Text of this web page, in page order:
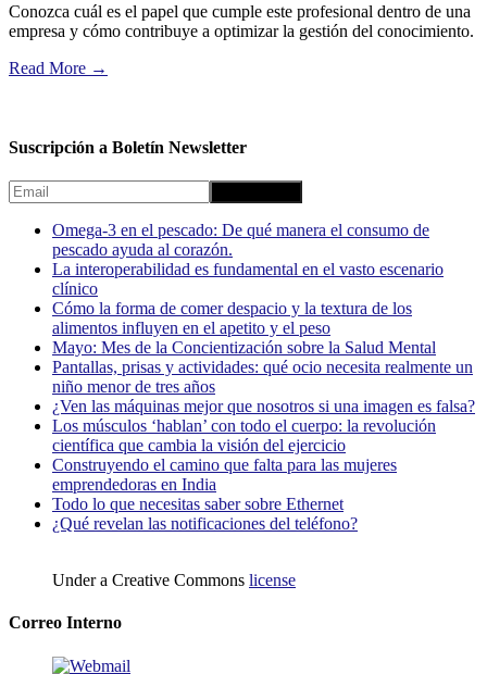
Conozca cuál es el papel que cumple este profesional dentro de una
empresa y cómo contribuye a optimizar la gestión del conocimiento.
Read More →
Suscripción a Boletín Newsletter
Omega-3 en el pescado: De qué manera el consumo de
pescado ayuda al corazón.
La interoperabilidad es fundamental en el vasto escenario
clínico
Cómo la forma de comer despacio y la textura de los
alimentos influyen en el apetito y el peso
Mayo: Mes de la Concientización sobre la Salud Mental
Pantallas, prisas y actividades: qué ocio necesita realmente un
niño menor de tres años
¿Ven las máquinas mejor que nosotros si una imagen es falsa?
Los músculos ‘hablan’ con todo el cuerpo: la revolución
científica que cambia la visión del ejercicio
Construyendo el camino que falta para las mujeres
emprendedoras en India
Todo lo que necesitas saber sobre Ethernet
¿Qué revelan las notificaciones del teléfono?
Under a Creative Commons license
Correo Interno